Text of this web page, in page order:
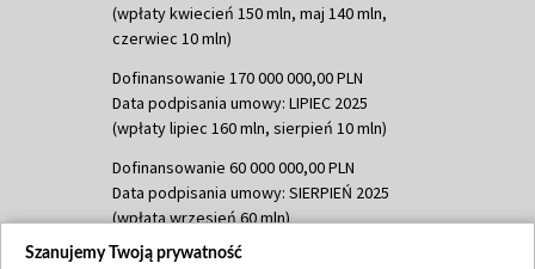
(wpłaty kwiecień 150 mln, maj 140 mln,
czerwiec 10 mln)
Dofinansowanie 170 000 000,00 PLN
Data podpisania umowy: LIPIEC 2025
(wpłaty lipiec 160 mln, sierpień 10 mln)
Dofinansowanie 60 000 000,00 PLN
Data podpisania umowy: SIERPIEŃ 2025
(wpłata wrzesień 60 mln)
Dofinansowanie 635 783 051,21 PLN
Szanujemy Twoją prywatność